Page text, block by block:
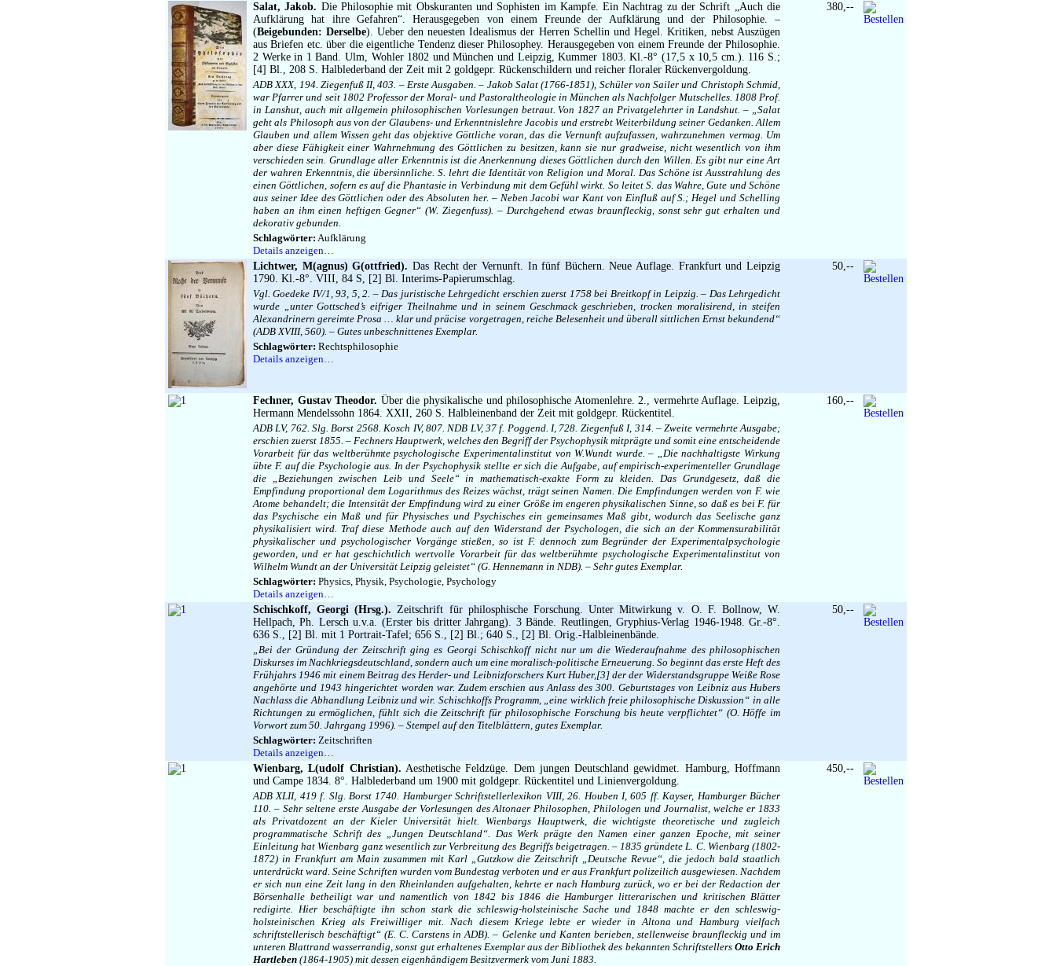
Salat, Jakob. Die Philosophie mit Obskuranten und Sophisten im Kampfe. Ein Nachtrag zu der Schrift „Auch die
Aufklärung hat ihre Gefahren“. Herausgegeben von einem Freunde der Aufklärung und der Philosophie. –
(Beigebunden: Derselbe). Ueber den neuesten Idealismus der Herren Schellin und Hegel. Kritiken, nebst Auszügen
aus Briefen etc. über die eigentliche Tendenz dieser Philosophey. Herausgegeben von einem Freunde der Philosophie.
2 Werke in 1 Band. Ulm, Wohler 1802 und München und Leipzig, Kummer 1803. Kl.-8° (17,5 x 10,5 cm.). 116 S.;
[4] Bl., 208 S. Halblederband der Zeit mit 2 goldgepr. Rückenschildern und reicher floraler Rückenvergoldung.
ADB XXX, 194. Ziegenfuß II, 403. – Erste Ausgaben. – Jakob Salat (1766-1851), Schüler von Sailer und Christoph Schmid,
war Pfarrer und seit 1802 Professor der Moral- und Pastoraltheologie in München als Nachfolger Mutschelles. 1808 Prof.
in Lanshut, auch mit allgemein philosophischen Vorlesungen betraut. Von 1827 an Privatgelehrter in Landshut. – „Salat
geht als Philosoph aus von der Glaubens- und Erkenntnislehre Jacobis und erstrebt Weiterbildung seiner Gedanken. Allem
Glauben und allem Wissen geht das objektive Göttliche voran, das die Vernunft aufzufassen, wahrzunehmen vermag. Um
aber diese Fähigkeit einer Wahrnehmung des Göttlichen zu besitzen, kann sie nur gradweise, nicht wesentlich von ihm
verschieden sein. Grundlage aller Erkenntnis ist die Anerkennung dieses Göttlichen durch den Willen. Es gibt nur eine Art
der wahren Erkenntnis, die übersinnliche. S. lehrt die Identität von Religion und Moral. Das Schöne ist Ausstrahlung des
einen Göttlichen, sofern es auf die Phantasie in Verbindung mit dem Gefühl wirkt. So leitet S. das Wahre, Gute und Schöne
aus seiner Idee des Göttlichen oder des Absoluten her. – Neben Jacobi war Kant von Einfluß auf S.; Hegel und Schelling
haben an ihm einen heftigen Gegner“ (W. Ziegenfuss). – Durchgehend etwas braunfleckig, sonst sehr gut erhalten und
dekorativ gebunden.
Schlagwörter: Aufklärung
Details anzeigen…
380,--
Lichtwer, M(agnus) G(ottfried). Das Recht der Vernunft. In fünf Büchern. Neue Auflage. Frankfurt und Leipzig
1790. Kl.-8°. VIII, 84 S, [2] Bl. Interims-Papierumschlag.
Vgl. Goedeke IV/1, 93, 5, 2. – Das juristische Lehrgedicht erschien zuerst 1758 bei Breitkopf in Leipzig. – Das Lehrgedicht
wurde „unter Gottsched’s eifriger Theilnahme und in seinem Geschmack geschrieben, trocken moralisirend, in steifen
Alexandrinern gereimte Prosa … klar und präcise vorgetragen, reiche Belesenheit und überall sittlichen Ernst bekundend“
(ADB XVIII, 560). – Gutes unbeschnittenes Exemplar.
Schlagwörter: Rechtsphilosophie
Details anzeigen…
50,--
Fechner, Gustav Theodor. Über die physikalische und philosophische Atomenlehre. 2., vermehrte Auflage. Leipzig,
Hermann Mendelssohn 1864. XXII, 260 S. Halbleinenband der Zeit mit goldgepr. Rückentitel.
ADB LV, 762. Slg. Borst 2568. Kosch IV, 807. NDB LV, 37 f. Poggend. I, 728. Ziegenfuß I, 314. – Zweite vermehrte Ausgabe;
erschien zuerst 1855. – Fechners Hauptwerk, welches den Begriff der Psychophysik mitprägte und somit eine entscheidende
Vorarbeit für das weltberühmte psychologische Experimentalinstitut von W.Wundt wurde. – „Die nachhaltigste Wirkung
übte F. auf die Psychologie aus. In der Psychophysik stellte er sich die Aufgabe, auf empirisch-experimenteller Grundlage
die „Beziehungen zwischen Leib und Seele“ in mathematisch-exakte Form zu kleiden. Das Grundgesetz, daß die
Empfindung proportional dem Logarithmus des Reizes wächst, trägt seinen Namen. Die Empfindungen werden von F. wie
Atome behandelt; die Intensität der Empfindung wird zu einer Größe im engeren physikalischen Sinne, so daß es bei F. für
das Psychische ein Maß und für Physisches und Psychisches ein gemeinsames Maß gibt, wodurch das Seelische ganz
physikalisiert wird. Traf diese Methode auch auf den Widerstand der Psychologen, die sich an der Kommensurabilität
physikalischer und psychologischer Vorgänge stießen, so ist F. dennoch zum Begründer der Experimentalpsychologie
geworden, und er hat geschichtlich wertvolle Vorarbeit für das weltberühmte psychologische Experimentalinstitut von
Wilhelm Wundt an der Universität Leipzig geleistet“ (G. Hennemann in NDB). – Sehr gutes Exemplar.
Schlagwörter: Physics, Physik, Psychologie, Psychology
Details anzeigen…
160,--
Schischkoff, Georgi (Hrsg.). Zeitschrift für philosphische Forschung. Unter Mitwirkung v. O. F. Bollnow, W.
Hellpach, Ph. Lersch u.v.a. (Erster bis dritter Jahrgang). 3 Bände. Reutlingen, Gryphius-Verlag 1946-1948. Gr.-8°.
636 S., [2] Bl. mit 1 Portrait-Tafel; 656 S., [2] Bl.; 640 S., [2] Bl. Orig.-Halbleinenbände.
„Bei der Gründung der Zeitschrift ging es Georgi Schischkoff nicht nur um die Wiederaufnahme des philosophischen
Diskurses im Nachkriegsdeutschland, sondern auch um eine moralisch-politische Erneuerung. So beginnt das erste Heft des
Frühjahrs 1946 mit einem Beitrag des Herder- und Leibnizforschers Kurt Huber,[3] der der Widerstandsgruppe Weiße Rose
angehörte und 1943 hingerichtet worden war. Zudem erschien aus Anlass des 300. Geburtstages von Leibniz aus Hubers
Nachlass die Abhandlung Leibniz und wir. Schischkoffs Programm, „eine wirklich freie philosophische Diskussion“ in alle
Richtungen zu ermöglichen, fühlt sich die Zeitschrift für philosophische Forschung bis heute verpflichtet“ (O. Höffe im
Vorwort zum 50. Jahrgang 1996). – Stempel auf den Titelblättern, gutes Exemplar.
Schlagwörter: Zeitschriften
Details anzeigen…
50,--
Wienbarg, L(udolf Christian). Aesthetische Feldzüge. Dem jungen Deutschland gewidmet. Hamburg, Hoffmann
und Campe 1834. 8°. Halblederband um 1900 mit goldgepr. Rückentitel und Linienvergoldung.
ADB XLII, 419 f. Slg. Borst 1740. Hamburger Schriftstellerlexikon VIII, 26. Houben I, 605 ff. Kayser, Hamburger Bücher
110. – Sehr seltene erste Ausgabe der Vorlesungen des Altonaer Philosophen, Philologen und Journalist, welche er 1833
als Privatdozent an der Kieler Universität hielt. Wienbargs Hauptwerk, die wichtigste theoretische und zugleich
programmatische Schrift des „Jungen Deutschland“. Das Werk prägte den Namen einer ganzen Epoche, mit seiner
Einleitung hat Wienbarg ganz wesentlich zur Verbreitung des Begriffs beigetragen. – 1835 gründete L. C. Wienbarg (1802-
1872) in Frankfurt am Main zusammen mit Karl „Gutzkow die Zeitschrift „Deutsche Revue“, die jedoch bald staatlich
unterdrückt ward. Seine Schriften wurden vom Bundestag verboten und er aus Frankfurt polizeilich ausgewiesen. Nachdem
er sich nun eine Zeit lang in den Rheinlanden aufgehalten, kehrte er nach Hamburg zurück, wo er bei der Redaction der
Börsenhalle betheiligt war und namentlich von 1842 bis 1846 die Hamburger litterarischen und kritischen Blätter
redigirte. Hier beschäftigte ihn schon stark die schleswig-holsteinische Sache und 1848 machte er den schleswig-
holsteinischen Krieg als Freiwilliger mit. Nach diesem Kriege lebte er wieder in Altona und Hamburg vielfach
schriftstellerisch beschäftigt“ (E. C. Carstens in ADB). – Gelenke und Kanten berieben, stellenweise braunfleckig und im
unteren Blattrand wasserrandig, sonst gut erhaltenes Exemplar aus der Bibliothek des bekannten Schriftstellers Otto Erich
Hartleben (1864-1905) mit dessen eigenhändigem Besitzvermerk vom Juni 1883.
450,--